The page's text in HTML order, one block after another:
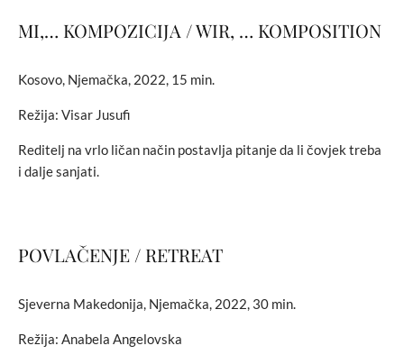
MI,… KOMPOZICIJA / WIR, … KOMPOSITION
Kosovo, Njemačka, 2022, 15 min.
Režija: Visar Jusufi
Reditelj na vrlo ličan način postavlja pitanje da li čovjek treba
i dalje sanjati.
POVLAČENJE / RETREAT
Sjeverna Makedonija, Njemačka, 2022, 30 min.
Režija: Anabela Angelovska